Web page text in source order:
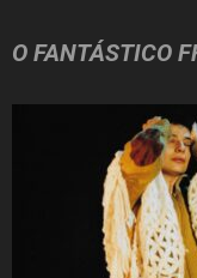
O FANTÁSTICO